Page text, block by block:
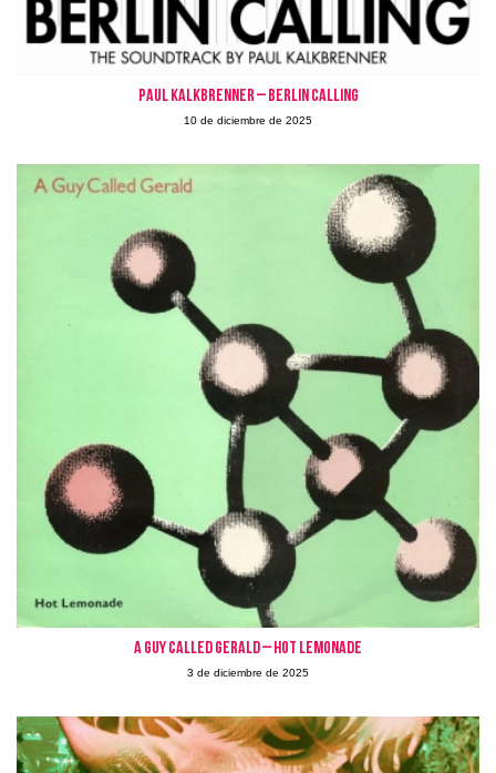
PAUL KALKBRENNER – BERLIN CALLING
10 de diciembre de 2025
A Guy Called Gerald – Hot Lemonade
3 de diciembre de 2025